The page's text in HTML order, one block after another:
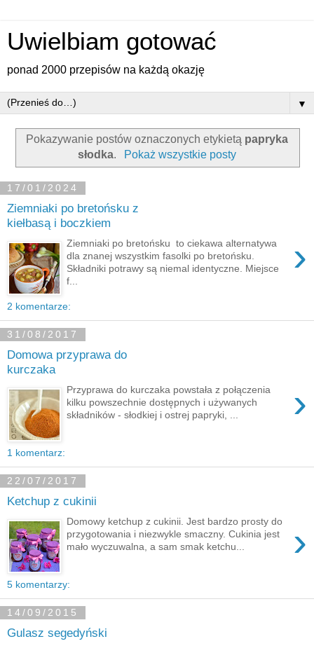
Uwielbiam gotować
ponad 2000 przepisów na każdą okazję
▼
Pokazywanie postów oznaczonych etykietą papryka
słodka. Pokaż wszystkie posty
17/01/2024
Ziemniaki po bretońsku z
kiełbasą i boczkiem
›
Ziemniaki po bretońsku to ciekawa alternatywa
dla znanej wszystkim fasolki po bretońsku.
Składniki potrawy są niemal identyczne. Miejsce
f...
2 komentarze:
31/08/2017
Domowa przyprawa do
kurczaka
›
Przyprawa do kurczaka powstała z połączenia
kilku powszechnie dostępnych i używanych
składników - słodkiej i ostrej papryki, ...
1 komentarz:
22/07/2017
Ketchup z cukinii
›
Domowy ketchup z cukinii. Jest bardzo prosty do
przygotowania i niezwykle smaczny. Cukinia jest
mało wyczuwalna, a sam smak ketchu...
5 komentarzy:
14/09/2015
Gulasz segedyński